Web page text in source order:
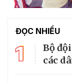
ĐỌC NHIỀU
1
Bộ
các